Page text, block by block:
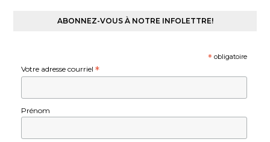
ABONNEZ-VOUS À NOTRE INFOLETTRE!
*obligatoire
Votre adresse courriel *
Prénom